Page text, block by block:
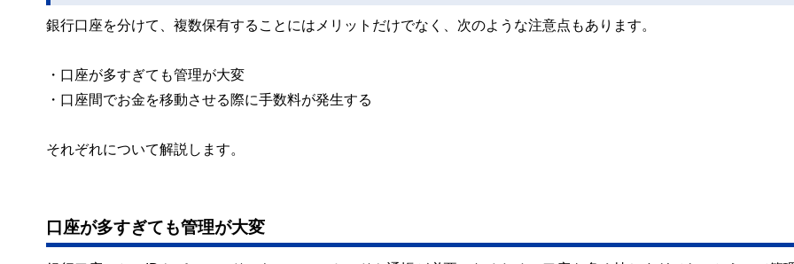
銀行口座を分けて、複数保有することにはメリットだけでなく、次のような注意点もあります。
・口座が多すぎても管理が大変
・口座間でお金を移動させる際に手数料が発生する
それぞれについて解説します。
口座が多すぎても管理が大変